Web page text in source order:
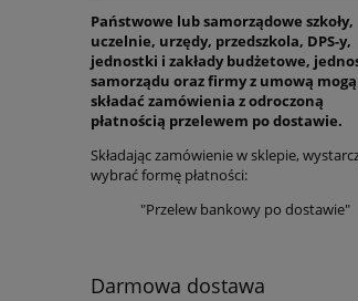
Państwowe lub samorządowe szkoły,
uczelnie, urzędy, przedszkola, DPS-y,
jednostki i zakłady budżetowe,
samorządu oraz firmy z umową mogą
składać zamówienia z odroczoną
płatnością przelewem po dostawie.
Składając zamówienie w sklepie,
wybrać formę płatności:
"Przelew bankowy po dostawie"
Darmowa dostawa